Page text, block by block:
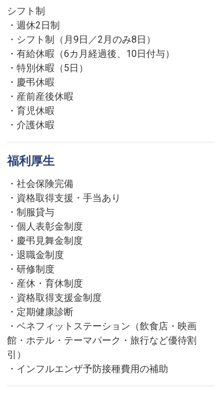
シフト制
・週休2日制
・シフト制（月9日／2月のみ8日）
・有給休暇（6カ月経過後、10日付与）
・特別休暇（5日）
・慶弔休暇
・産前産後休暇
・育児休暇
・介護休暇
福利厚生
・社会保険完備
・資格取得支援・手当あり
・制服貸与
・個人表彰金制度
・慶弔見舞金制度
・退職金制度
・研修制度
・産休・育休制度
・資格取得支援金制度
・定期健康診断
・ベネフィットステーション（飲食店・映画
館・ホテル・テーマパーク・旅行など優待割
引）
・インフルエンザ予防接種費用の補助